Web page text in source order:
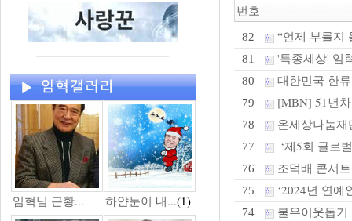
임혁님 근황... 하얀눈이 내...(1)
번호
82 “언제 부를지
81 '특종세상' 임
80 대한민국 한
79 [MBN] 51년
78 온세상나눔
77 ‘제5회 글로
76 조덕배 콘서
75 ‘2024년 연예
74 불우이웃돕